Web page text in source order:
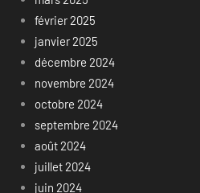
février 2025
janvier 2025
décembre 2024
novembre 2024
octobre 2024
septembre 2024
août 2024
juillet 2024
juin 2024